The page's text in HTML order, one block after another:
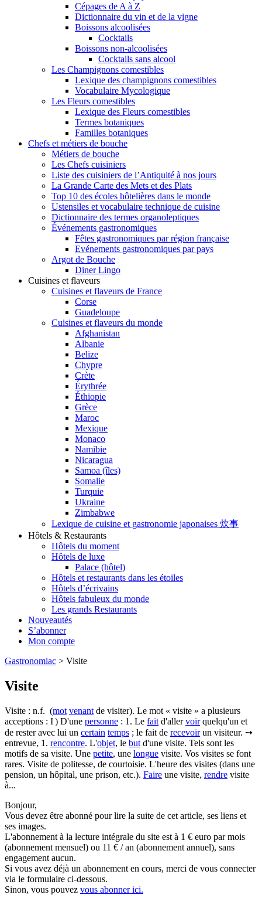
Cépages de A à Z
Dictionnaire du vin et de la vigne
Boissons alcoolisées
Cocktails
Boissons non-alcoolisées
Cocktails sans alcool
Les Champignons comestibles
Lexique des champignons comestibles
Vocabulaire Mycologique
Les Fleurs comestibles
Lexique des Fleurs comestibles
Termes botaniques
Familles botaniques
Chefs et métiers de bouche
Métiers de bouche
Les Chefs cuisiniers
Liste des cuisiniers de l’Antiquité à nos jours
La Grande Carte des Mets et des Plats
Top 10 des écoles hôtelières dans le monde
Ustensiles et vocabulaire technique de cuisine
Dictionnaire des termes organoleptiques
Événements gastronomiques
Fêtes gastronomiques par région française
Evénements gastronomiques par pays
Argot de Bouche
Diner Lingo
Cuisines et flaveurs
Cuisines et flaveurs de France
Corse
Guadeloupe
Cuisines et flaveurs du monde
Afghanistan
Albanie
Belize
Chypre
Crète
Érythrée
Éthiopie
Grèce
Maroc
Mexique
Monaco
Namibie
Nicaragua
Samoa (îles)
Somalie
Turquie
Ukraine
Zimbabwe
Lexique de cuisine et gastronomie japonaises 炊事
Hôtels & Restaurants
Hôtels du moment
Hôtels de luxe
Palace (hôtel)
Hôtels et restaurants dans les étoiles
Hôtels d’écrivains
Hôtels fabuleux du monde
Les grands Restaurants
Nouveautés
S’abonner
Mon compte
Gastronomiac > Visite
Visite
Visite : n.f. (mot venant de visiter). Le mot « visite » a plusieurs
acceptions : I ) D'une personne : 1. Le fait d'allervoirquelqu'un et
de rester avec lui un certain temps ; le fait de recevoirun visiteur. ➙
entrevue, 1. rencontre. L'objet, le but d'une visite. Tels sont les
motifs de sa visite. Une petite, une longue visite. Vos visites se font
rares. Visite de politesse, de courtoisie. L'heure des visites (dans une
pension, un hôpital, une prison, etc.). Faire une visite, rendre visite
à...
Bonjour,
Vous devez être abonné pour lire la suite de cet article, ses liens et
ses images.
L'abonnement à la lecture intégrale du site est à 1 € euro par mois
(abonnement mensuel) ou 11 € / an (abonnement annuel), sans
engagement aucun.
Si vous avez déjà un abonnement en cours, merci de vous connecter
via le formulaire ci-dessous.
Sinon, vous pouvez vous abonner ici.